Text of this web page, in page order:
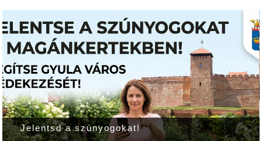
A rajzfilmek voltak a fókuszban a gyulai
kvízversenyen